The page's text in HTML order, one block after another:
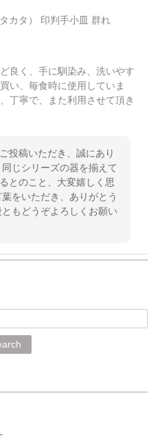
カタ） 印判手小皿 群れ
良く、手に馴染み、洗いやす
い、毎食時に使用していま
丁寧で、また利用させて頂き
投稿いただき、誠にあり
じシリーズの器を揃えて
とのこと、大変嬉しく思
をいただき、ありがとう
もどうぞよろしくお願い
良く、手に馴染み、洗いやす
い、毎食時に使用していま
じシリーズの器を揃えて